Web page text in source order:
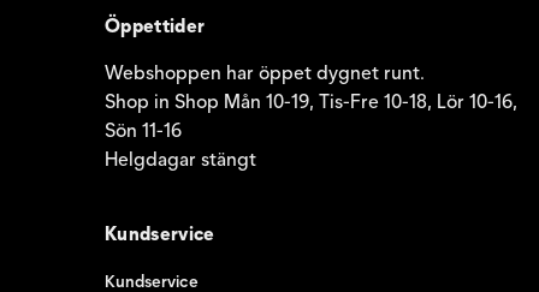
Öppettider
Webshoppen har öppet dygnet runt.
Shop in Shop Mån 10-19, Tis-Fre 10-18, Lör 10-16,
Sön 11-16
Helgdagar stängt
Kundservice
Kundservice